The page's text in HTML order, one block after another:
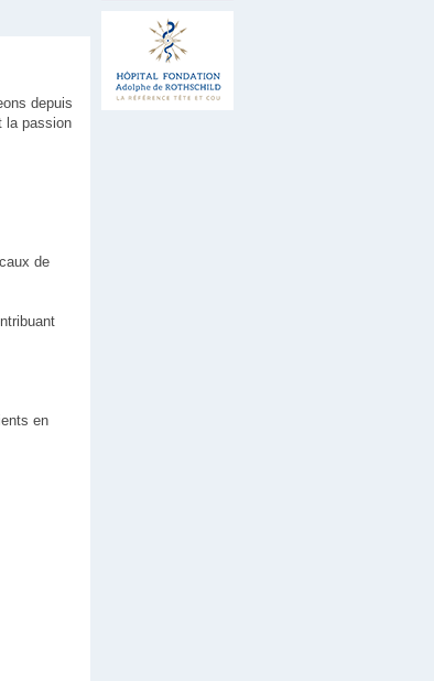
depuis
la passion
de
en